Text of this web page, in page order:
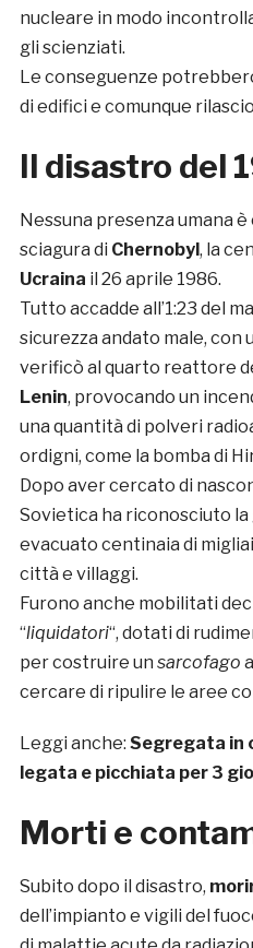
nucleare in modo
gli scienziati.
Le conseguenze
di edifici e comunque
Il disastro del
Nessuna presenza umana
sciagura di Chernobyl, la
Ucraina il 26 aprile 1986.
Tutto accadde all’1:23 del
sicurezza andato male, con
verificò al quarto reattore
Lenin, provocando un
una quantità di polveri
ordigni, come la bomba di
Dopo aver cercato di
Sovietica ha riconosciuto
evacuato centinaia di
città e villaggi.
Furono anche mobilitati
“liquidatori“, dotati di
per costruire un sarcofago
cercare di ripulire le aree
Leggi anche: Segregata in
legata e picchiata per 3
Morti e
Subito dopo il disastro,
dell’impianto e vigili del